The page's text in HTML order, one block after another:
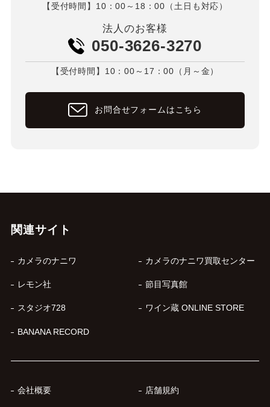
【受付時間】10：00～18：00（土日も対応）
法人のお客様
050-3626-3270
【受付時間】10：00～17：00（月～金）
お問合せフォームはこちら
関連サイト
カメラのナニワ カメラのナニワ買取センター
レモン社 節目写真館
スタジオ728 ワイン蔵 ONLINE STORE
BANANA RECORD
会社概要 店舗規約